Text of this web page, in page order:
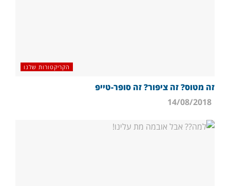
הקריקטורות שלנו
זה מטוס? זה ציפור? זה סופר-טייפ